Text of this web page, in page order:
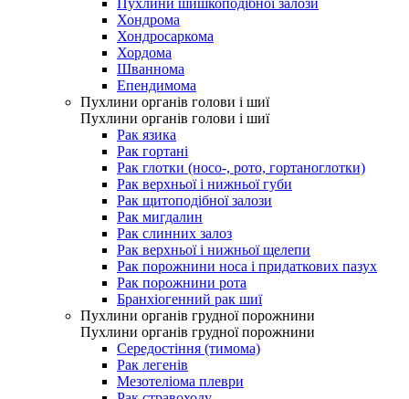
Пухлини шишкоподібної залози
Хондрома
Хондросаркома
Хордома
Шваннома
Епендимома
Пухлини органів голови і шиї
Пухлини органів голови і шиї
Рак язика
Рак гортані
Рак глотки (носо-, рото, гортаноглотки)
Рак верхньої і нижньої губи
Рак щитоподібної залози
Рак мигдалин
Рак слинних залоз
Рак верхньої і нижньої щелепи
Рак порожнини носа і придаткових пазух
Рак порожнини рота
Бранхіогенний рак шиї
Пухлини органів грудної порожнини
Пухлини органів грудної порожнини
Середостіння (тимома)
Рак легенів
Мезотеліома плеври